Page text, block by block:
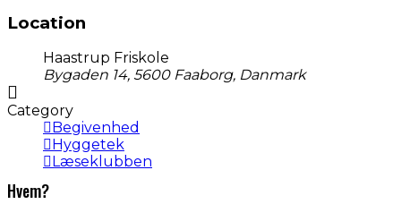
Location
Haastrup Friskole
Bygaden 14, 5600 Faaborg, Danmark
Category
Begivenhed
Hyggetek
Læseklubben
Hvem?